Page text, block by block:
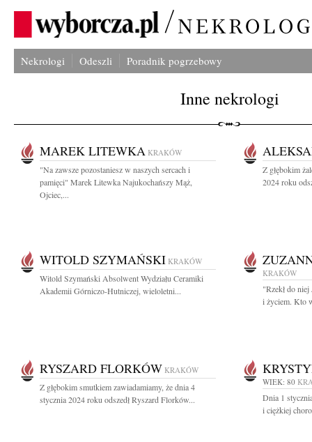
Nekrologi Odeszli Poradnik pogrzebowy
Inne nekrologi
MAREK LITEWKA KRAKÓW
"Na zawsze pozostaniesz w naszych sercach i
pamięci" Marek Litewka Najukochańszy Mąż,
Ojciec,...
Z głębokim
2024 roku
WITOLD SZYMAŃSKI KRAKÓW
Witold Szymański Absolwent Wydziału Ceramiki
Akademii Górniczo-Hutniczej, wieloletni...
KRAKÓW
"Rzekł do
i życiem. Kto
RYSZARD FLORKÓW KRAKÓW
Z głębokim smutkiem zawiadamiamy, że dnia 4
stycznia 2024 roku odszedł Ryszard Florków...
WIEK: 80
Dnia 1
i ciężkiej